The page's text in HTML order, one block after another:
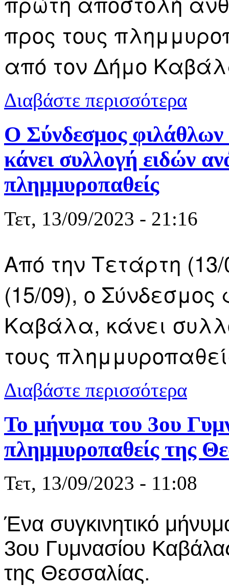
προς τους
από τον Δήμο
Διαβάστε περισσότερα
O Σύνδεσμος
κάνει συλλογή ειδών
πλημμυροπαθείς
Τετ, 13/09/2023 - 21:16
Από την Τετάρτη
(15/09), ο
Καβάλα, κάνει
τους
Διαβάστε περισσότερα
Το μήνυμα του 3ου
πλημμυροπαθείς της
Τετ, 13/09/2023 - 11:08
Ένα συγκινητικό
3ου Γυμνασίου
της Θεσσαλίας.